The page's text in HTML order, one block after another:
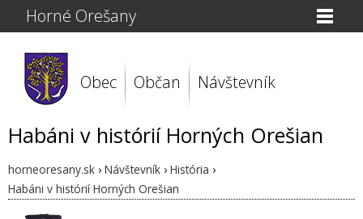
Horné Orešany
Obec Občan Návštevník
Habáni v histórií Horných Orešian
horneoresany.sk › Návštevník › História ›
Habáni v histórií Horných Orešian